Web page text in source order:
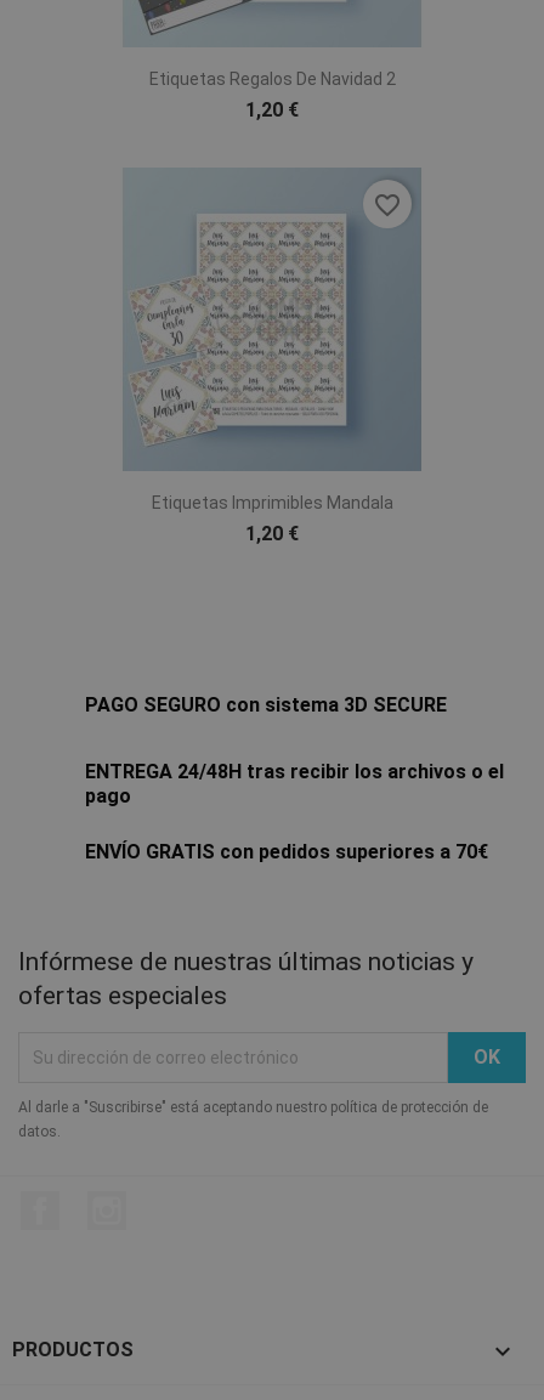
Etiquetas Regalos De Navidad 2
1,20 €
Etiquetas Imprimibles Mandala
1,20 €
favorite_border
PAGO SEGURO con sistema 3D SECURE
ENTREGA 24/48H tras recibir los archivos o el
pago
ENVÍO GRATIS con pedidos superiores a 70€
Infórmese de nuestras últimas noticias y
ofertas especiales
Al darle a "Suscribirse" está aceptando nuestro política de protección de
datos.
PRODUCTOS 